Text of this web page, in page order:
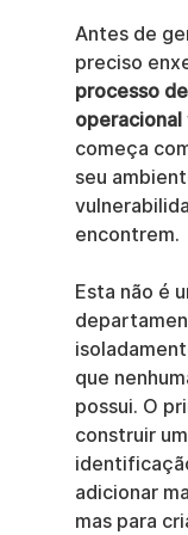
Antes de
preciso
processo
operacional
começa
seu
encontrem.
Esta não é
que
possui. O
construir
adicionar
mas para